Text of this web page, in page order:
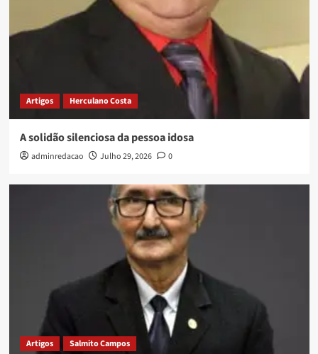
Artigos Herculano Costa
A solidão silenciosa da pessoa idosa
adminredacao Julho 29, 2026 0
Artigos Salmito Campos